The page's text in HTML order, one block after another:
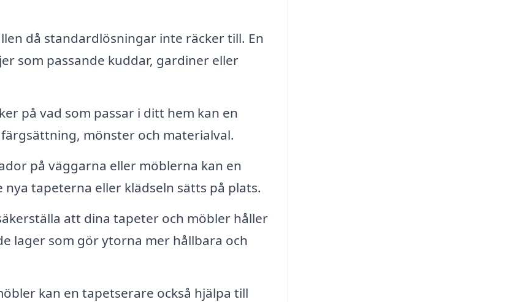
då standardlösningar inte räcker till. En
som passande kuddar, gardiner eller
på vad som passar i ditt hem kan en
mönster och materialval.
på väggarna eller möblerna kan en
tapeterna eller klädseln sätts på plats.
att dina tapeter och möbler håller
lager som gör ytorna mer hållbara och
kan en tapetserare också hjälpa till